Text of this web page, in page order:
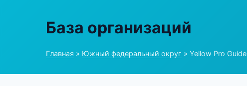
База организаций
Главная » Южный федеральный округ » Yellow Pro Guide